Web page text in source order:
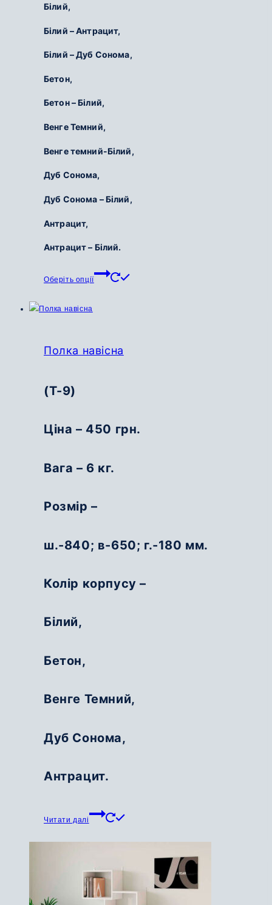
Білий,
Білий – Антрацит,
Білий – Дуб Сонома,
Бетон,
Бетон – Білий,
Венге Темний,
Венге темний-Білий,
Дуб Сонома,
Дуб Сонома – Білий,
Антрацит,
Антрацит – Білий.
Оберіть опції
Полка навісна
(Т-9)
Ціна – 450 грн.
Вага – 6 кг.
Розмір –
ш.-840; в-650; г.-180 мм.
Колір корпусу –
Білий,
Бетон,
Венге Темний,
Дуб Сонома,
Антрацит.
Читати далі